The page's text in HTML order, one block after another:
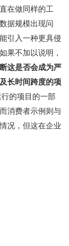
在做同样的工
据规模出现问
引入一种更具侵
果不加以说明，
这是否会成为严
长时间跨度的项
的项目的一部
消费者示例则与
况，但这在企业